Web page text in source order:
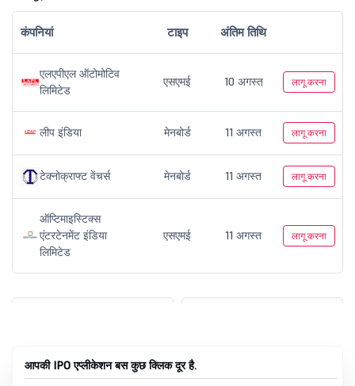
आपकी IPO एप्लीकेशन बस कुछ क्लिक दूर है.